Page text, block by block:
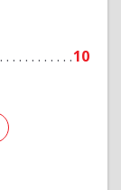
10
Подробнее